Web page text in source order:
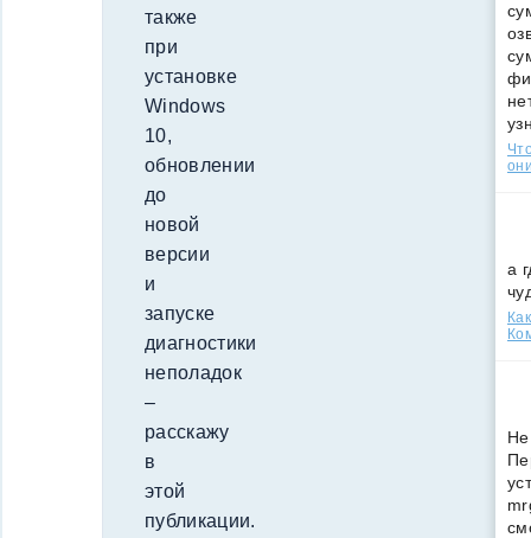
также
при
установке
Windows
10,
обновлении
до
новой
версии
и
запуске
диагностики
неполадок
–
расскажу
в
этой
публикации.
а
Не